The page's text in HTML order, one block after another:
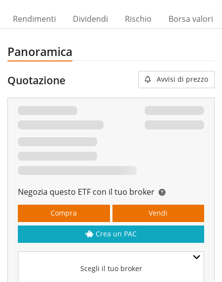
Rendimenti Dividendi Rischio Borsa valori
Panoramica
Quotazione Avvisi di prezzo
Negozia questo ETF con il tuo broker
Scegli il tuo broker
Compra Vendi
Crea un PAC